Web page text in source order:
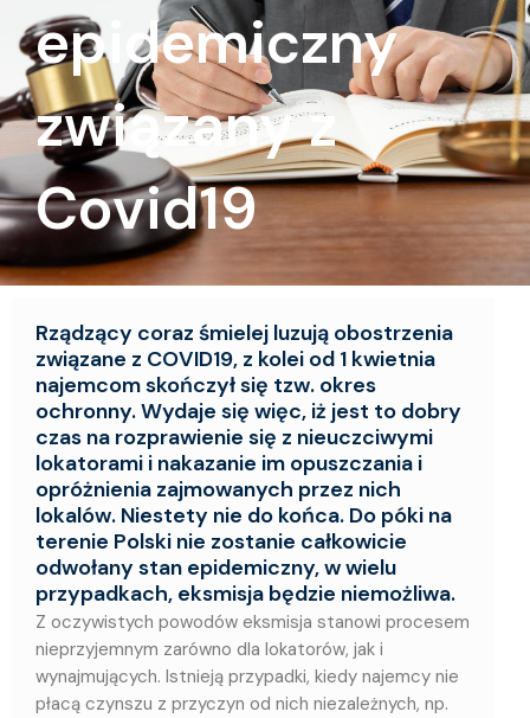
epidemiczny
związany z
Covid19
Rządzący coraz śmielej luzują obostrzenia
związane z COVID19, z kolei od 1 kwietnia
najemcom skończył się tzw. okres
ochronny. Wydaje się więc, iż jest to dobry
czas na rozprawienie się z nieuczciwymi
lokatorami i nakazanie im opuszczania i
opróżnienia zajmowanych przez nich
lokalów. Niestety nie do końca. Do póki na
terenie Polski nie zostanie całkowicie
odwołany stan epidemiczny, w wielu
przypadkach, eksmisja będzie niemożliwa.
Z oczywistych powodów eksmisja stanowi procesem
nieprzyjemnym zarówno dla lokatorów, jak i
wynajmujących. Istnieją przypadki, kiedy najemcy nie
płacą czynszu z przyczyn od nich niezależnych, np.